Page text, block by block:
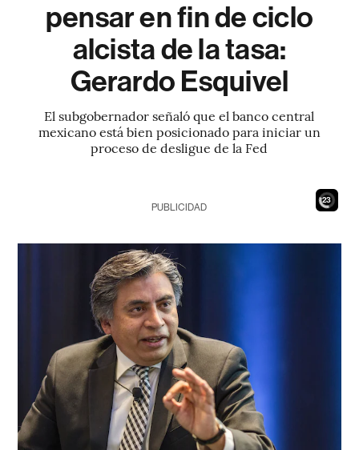
pensar en fin de ciclo
alcista de la tasa:
Gerardo Esquivel
El subgobernador señaló que el banco central
mexicano está bien posicionado para iniciar un
proceso de desligue de la Fed
21
PUBLICIDAD